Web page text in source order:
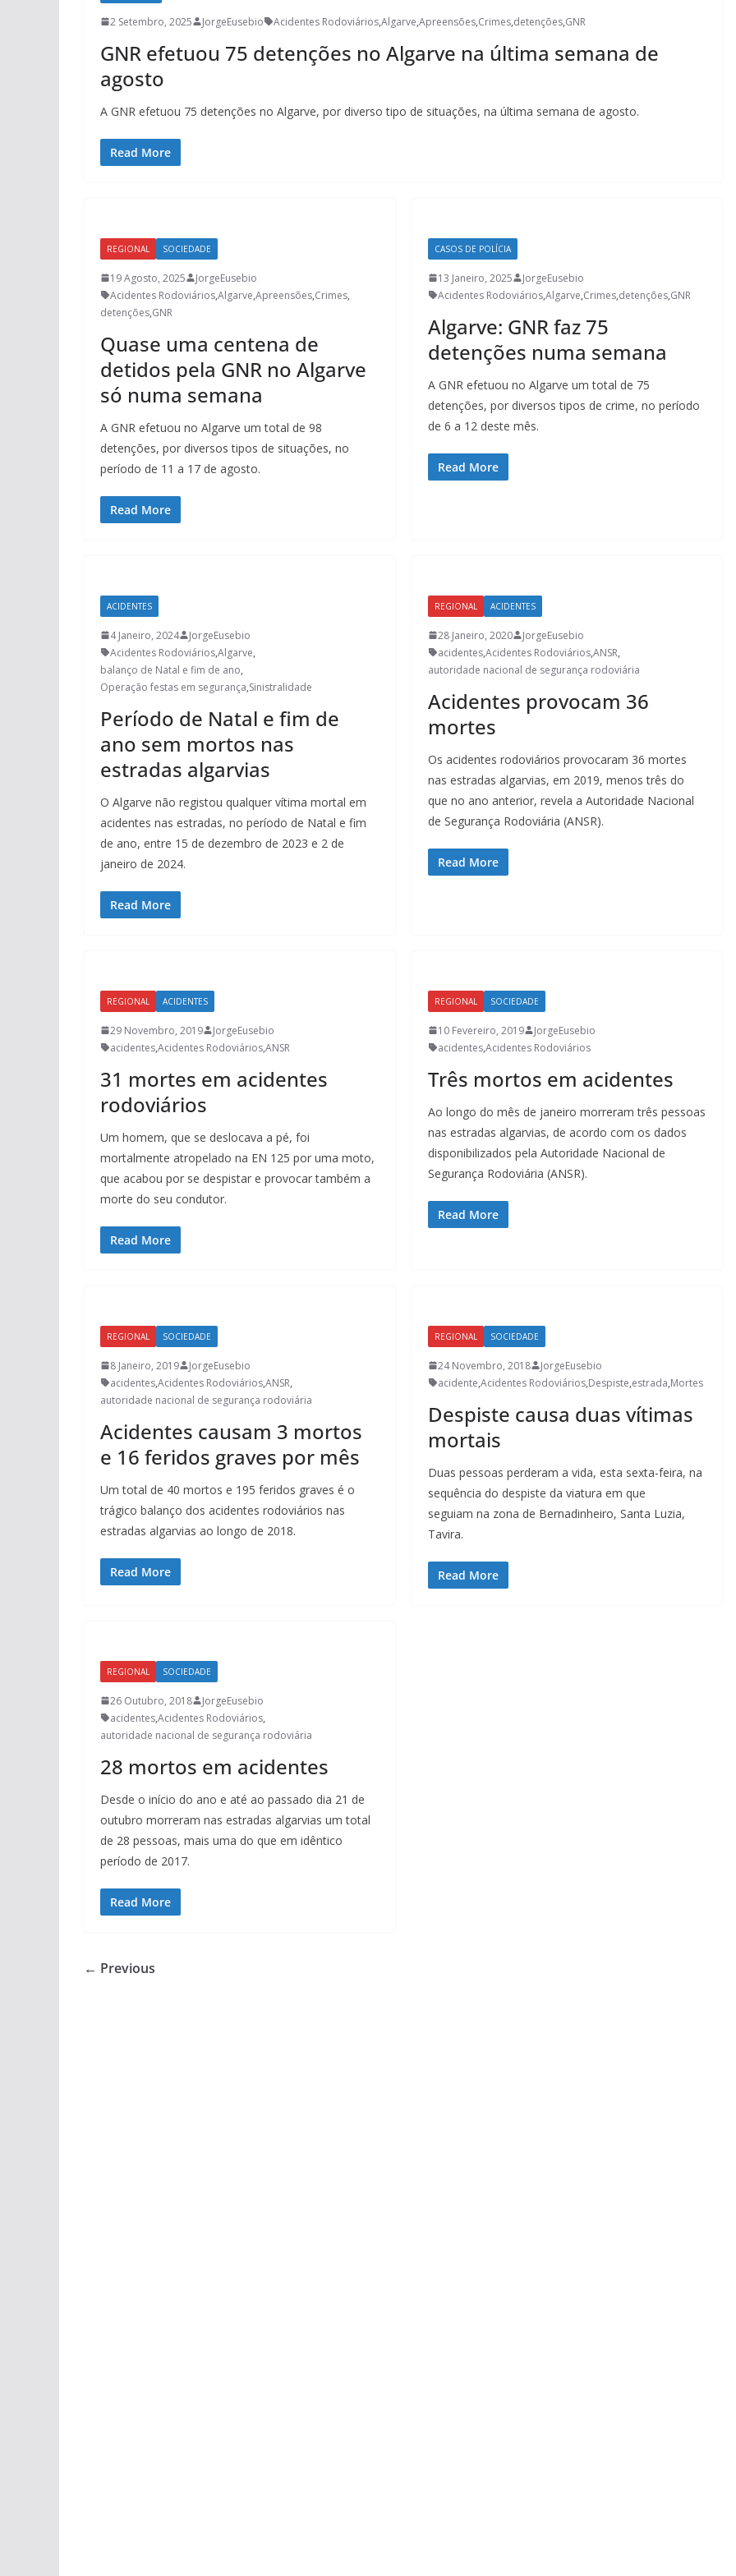
2 Setembro, 2025 JorgeEusebio Acidentes Rodoviários,Algarve,Apreensões,Crimes,detenções,GNR
GNR efetuou 75 detenções no Algarve na última semana de
agosto
A GNR efetuou 75 detenções no Algarve, por diverso tipo de situações, na última semana de agosto.
Read More
REGIONAL SOCIEDADE
19 Agosto, 2025
JorgeEusebio
Acidentes Rodoviários,Algarve,Apreensões,Crimes,
detenções,GNR
Quase uma centena de
detidos pela GNR no Algarve
só numa semana
A GNR efetuou no Algarve um total de 98
detenções, por diversos tipos de situações, no
período de 11 a 17 de agosto.
Read More
CASOS DE POLÍCIA
13 Janeiro, 2025
JorgeEusebio
Acidentes Rodoviários,Algarve,Crimes,detenções,GNR
Algarve: GNR faz 75
detenções numa semana
A GNR efetuou no Algarve um total de 75
detenções, por diversos tipos de crime, no período
de 6 a 12 deste mês.
Read More
ACIDENTES
4 Janeiro, 2024
JorgeEusebio
Acidentes Rodoviários,Algarve,
balanço de Natal e fim de ano,
Operação festas em segurança,Sinistralidade
Período de Natal e fim de
ano sem mortos nas
estradas algarvias
O Algarve não registou qualquer vítima mortal em
acidentes nas estradas, no período de Natal e fim
de ano, entre 15 de dezembro de 2023 e 2 de
janeiro de 2024.
Read More
REGIONAL ACIDENTES
28 Janeiro, 2020
JorgeEusebio
acidentes,Acidentes Rodoviários,ANSR,
autoridade nacional de segurança rodoviária
Acidentes provocam 36
mortes
Os acidentes rodoviários provocaram 36 mortes
nas estradas algarvias, em 2019, menos três do
que no ano anterior, revela a Autoridade Nacional
de Segurança Rodoviária (ANSR).
Read More
REGIONAL ACIDENTES
29 Novembro, 2019
JorgeEusebio
acidentes,Acidentes Rodoviários,ANSR
31 mortes em acidentes
rodoviários
Um homem, que se deslocava a pé, foi
mortalmente atropelado na EN 125 por uma moto,
que acabou por se despistar e provocar também a
morte do seu condutor.
Read More
REGIONAL SOCIEDADE
10 Fevereiro, 2019
JorgeEusebio
acidentes,Acidentes Rodoviários
Três mortos em acidentes
Ao longo do mês de janeiro morreram três pessoas
nas estradas algarvias, de acordo com os dados
disponibilizados pela Autoridade Nacional de
Segurança Rodoviária (ANSR).
Read More
REGIONAL SOCIEDADE
8 Janeiro, 2019
JorgeEusebio
acidentes,Acidentes Rodoviários,ANSR,
autoridade nacional de segurança rodoviária
Acidentes causam 3 mortos
e 16 feridos graves por mês
Um total de 40 mortos e 195 feridos graves é o
trágico balanço dos acidentes rodoviários nas
estradas algarvias ao longo de 2018.
Read More
REGIONAL SOCIEDADE
24 Novembro, 2018
JorgeEusebio
acidente,Acidentes Rodoviários,Despiste,estrada,Mortes
Despiste causa duas vítimas
mortais
Duas pessoas perderam a vida, esta sexta-feira, na
sequência do despiste da viatura em que
seguiam na zona de Bernadinheiro, Santa Luzia,
Tavira.
Read More
REGIONAL SOCIEDADE
26 Outubro, 2018
JorgeEusebio
acidentes,Acidentes Rodoviários,
autoridade nacional de segurança rodoviária
28 mortos em acidentes
Desde o início do ano e até ao passado dia 21 de
outubro morreram nas estradas algarvias um total
de 28 pessoas, mais uma do que em idêntico
período de 2017.
Read More
← Previous
Lagos – A quem pertence a parte superior da
sacristia da Igreja de Santa Maria?!…